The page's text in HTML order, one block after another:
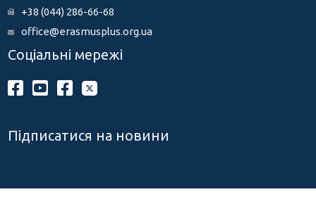
+38 (044) 286-66-68
office@erasmusplus.org.ua
Соціальні мережі
Підписатися на новини